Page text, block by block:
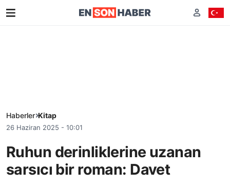
Haberler Kitap
26 Haziran 2025 - 10:01
Ruhun derinliklerine uzanan
sarsıcı bir roman: Davet